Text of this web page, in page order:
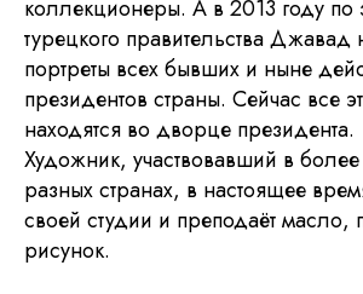
коллекционеры. А в 2013 году по
турецкого правительства Джавад
портреты всех бывших и ныне
президентов страны. Сейчас все
находятся во дворце президента.
Художник, участвовавший в более
разных странах, в настоящее
своей студии и преподаёт масло,
рисунок.